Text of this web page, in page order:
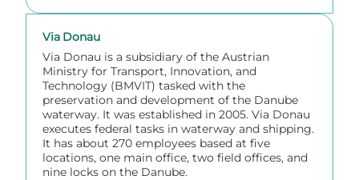
Via Donau
Via Donau is a subsidiary of the Austrian
Ministry for Transport, Innovation, and
Technology (BMVIT) tasked with the
preservation and development of the Danube
waterway. It was established in 2005. Via Donau
executes federal tasks in waterway and shipping.
It has about 270 employees based at five
locations, one main office, two field offices, and
nine locks on the Danube.